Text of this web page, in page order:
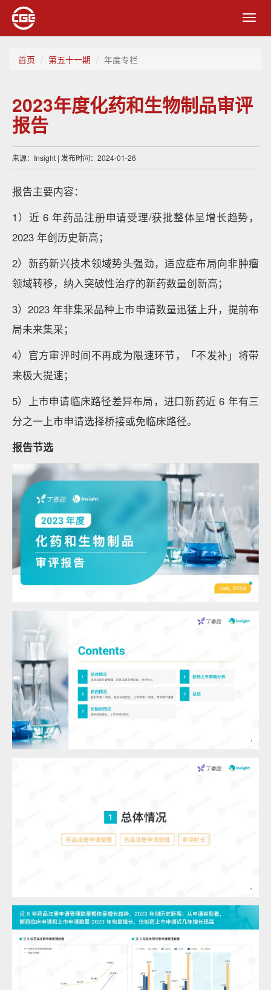
首页 第五十一期 年度专栏
2023年度化药和生物制品审评
报告
来源：Insight | 发布时间：2024-01-26
报告主要内容：
1）近 6 年药品注册申请受理/获批整体呈增长趋势，
2023 年创历史新高；
2）新药新兴技术领域势头强劲，适应症布局向非肿瘤
领域转移，纳入突破性治疗的新药数量创新高；
3）2023 年非集采品种上市申请数量迅猛上升，提前布
局未来集采；
4）官方审评时间不再成为限速环节，「不发补」将带
来极大提速；
5）上市申请临床路径差异布局，进口新药近 6 年有三
分之一上市申请选择桥接或免临床路径。
报告节选